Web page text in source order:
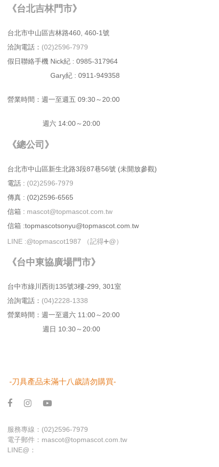
《台北吉林門市》
台北市中⼭區吉林路460, 460-1號
洽詢電話： (02)2596-7979
假日聯絡手機 Nick紀 : 0985-317964
Gary紀 : 0911-949358
營業時間：週⼀⾄週五 09:30～20:00
週六 14:00～20:00
《總公司》
台北市中⼭區新⽣北路3段87巷56號 (未開放參觀)
電話 : (02)2596-7979
傳真 : (02)2596-6565
信箱 : mascot@topmascot.com.tw
信箱 :topmascotsonyu@topmascot.com.tw
LINE :@topmascot1987 （記得➕@）
《台中東協廣場門市》
台中市綠川⻄街135號3樓-299, 301室
洽詢電話： (04)2228-1338
營業時間：週⼀⾄週六 11:00～20:00
週日 10:30～20:00
-刀具產品未滿十八歲請勿購買-
服務專線： (02)2596-7979
電子郵件： mascot@topmascot.com.tw
LINE@：